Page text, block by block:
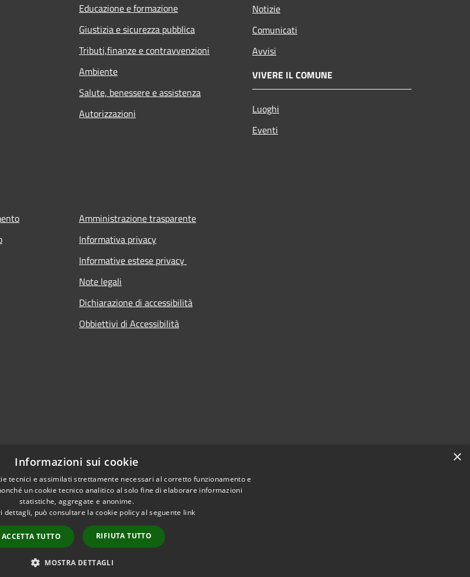
Educazione e formazione
Giustizia e sicurezza pubblica
Tributi,finanze e contravvenzioni
Ambiente
Salute, benessere e assistenza
Autorizzazioni
Notizie
Comunicati
Avvisi
VIVERE IL COMUNE
Luoghi
Eventi
Amministrazione trasparente
Informativa privacy
Informative estese privacy
Note legali
Dichiarazione di accessibilità
Obbiettivi di Accessibilità
Copyright © 2026 • Comune di Torre De' Passeri • Powered by
×
Informazioni sui cookie
tecnici e assimilati strettamente necessari al corretto funzionamento e
un cookie tecnico analitico al solo fine di elaborare informazioni
statistiche, aggregate e anonime.
dettagli, può consultare la cookie policy al seguente link
ACCETTA TUTTO RIFIUTA TUTTO
MOSTRA DETTAGLI